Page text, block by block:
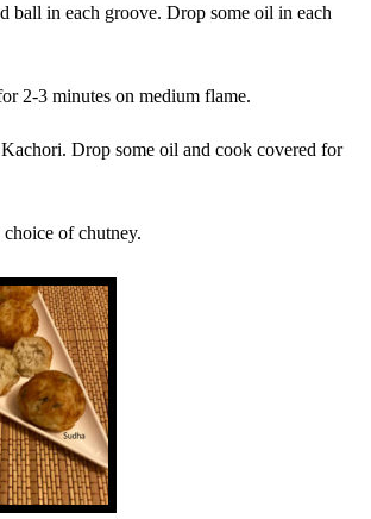
ball in each groove. Drop some oil in each
2-3 minutes on medium flame.
Drop some oil and cook covered for
of chutney.